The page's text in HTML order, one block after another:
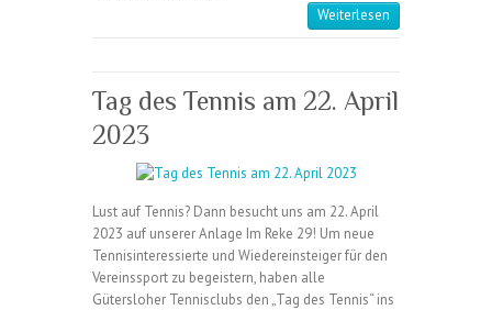
Weiterlesen
Tag des Tennis am 22. April
2023
Lust auf Tennis? Dann besucht uns am 22. April
2023 auf unserer Anlage Im Reke 29! Um neue
Tennisinteressierte und Wiedereinsteiger für den
Vereinssport zu begeistern, haben alle
Gütersloher Tennisclubs den „Tag des Tennis“ ins